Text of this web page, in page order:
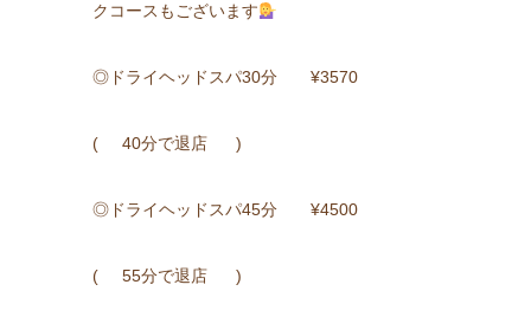
クコースもございます
◎ドライヘッドスパ30分 ¥3570
( 40分で退店 )
◎ドライヘッドスパ45分 ¥4500
( 55分で退店 )